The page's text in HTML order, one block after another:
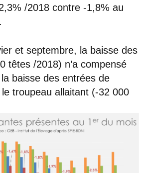
/2018 contre -1,8% au
et septembre, la baisse des
têtes /2018) n’a compensé
baisse des entrées de
troupeau allaitant (-32 000